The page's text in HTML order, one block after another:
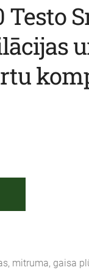
Testo
mitruma, gaisa